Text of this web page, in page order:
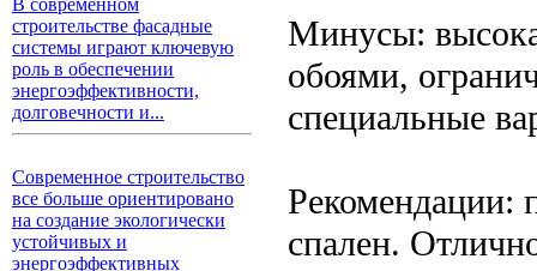
В современном
строительстве фасадные
системы играют ключевую
роль в обеспечении
энергоэффективности,
долговечности и...
Современное строительство
все больше ориентировано
на создание экологически
устойчивых и
энергоэффективных
Минусы:
обоями,
специальные
Рекомендации:
спален.